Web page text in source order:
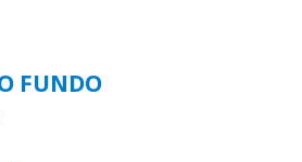
FUNDO